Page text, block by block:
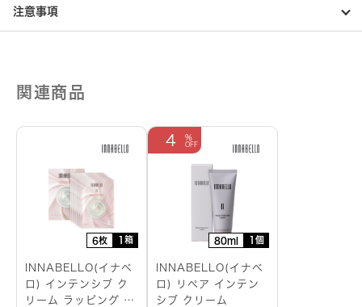
注意事項
関連商品
6枚 1箱
INNABELLO(イナベ
ロ) インテンシブ ク
リーム ラッピング シ
80ml 1個
4
INNABELLO(イナベ
ロ) リペア インテン
シブ クリーム